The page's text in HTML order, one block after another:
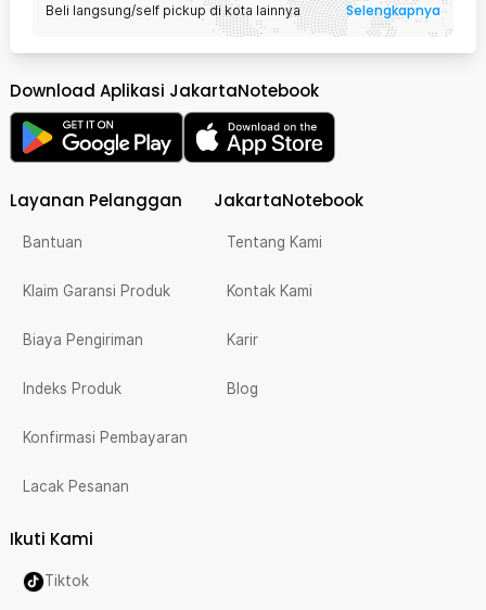
Beli langsung/self pickup di kota lainnya Selengkapnya
Download Aplikasi JakartaNotebook
Layanan Pelanggan
Bantuan
Klaim Garansi Produk
Biaya Pengiriman
Indeks Produk
Konfirmasi Pembayaran
Lacak Pesanan
JakartaNotebook
Tentang Kami
Kontak Kami
Karir
Blog
Ikuti Kami
Tiktok